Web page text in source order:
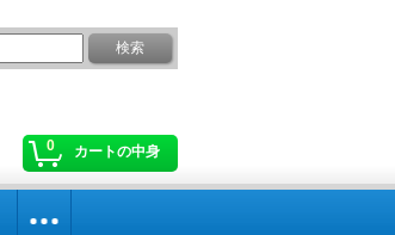
0 カートの中身